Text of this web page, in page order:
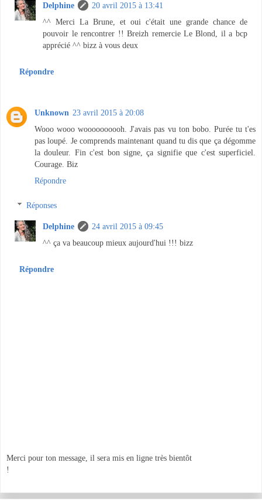
Delphine
20 avril 2015 à 13:41
^^ Merci La Brune, et oui c'était une grande chance de
pouvoir le rencontrer !! Breizh remercie Le Blond, il a bcp
apprécié ^^ bizz à vous deux
Répondre
Unknown 23 avril 2015 à 20:08
Wooo wooo woooooooooh. J'avais pas vu ton bobo. Purée tu t'es
pas loupé. Je comprends maintenant quand tu dis que ça dégomme
la douleur. Fin c'est bon signe, ça signifie que c'est superficiel.
Courage. Biz
Répondre
Réponses
Delphine
24 avril 2015 à 09:45
^^ ça va beaucoup mieux aujourd'hui !!! bizz
Répondre
Merci pour ton message, il sera mis en ligne très bientôt
!